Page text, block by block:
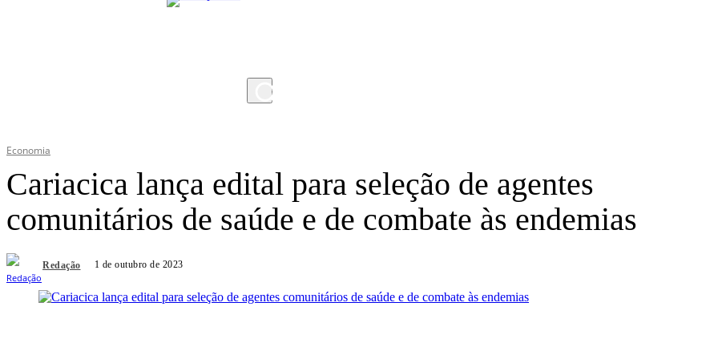
Economia
Cariacica lança edital para seleção de agentes
comunitários de saúde e de combate às endemias
Redação 1 de outubro de 2023